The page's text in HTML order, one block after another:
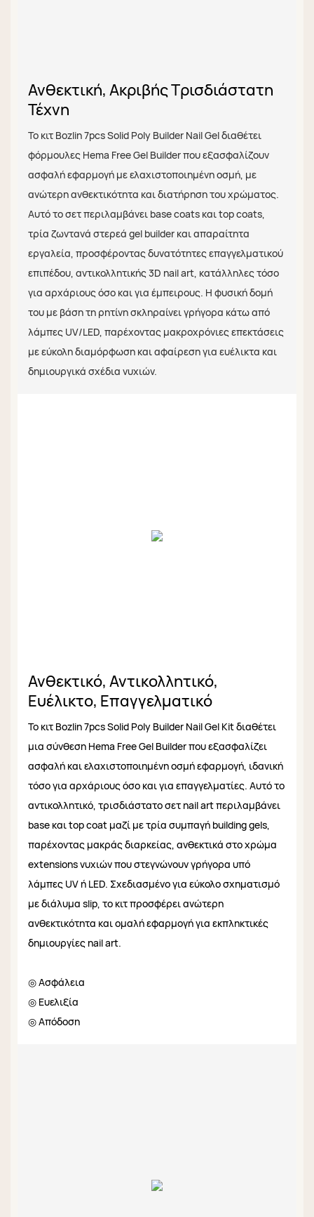
Ανθεκτική, Ακριβής Τρισδιάστατη
Τέχνη
Το κιτ Bozlin 7pcs Solid Poly Builder Nail Gel διαθέτει
φόρμουλες Hema Free Gel Builder που εξασφαλίζουν
ασφαλή εφαρμογή με ελαχιστοποιημένη οσμή, με
ανώτερη ανθεκτικότητα και διατήρηση του χρώματος.
Αυτό το σετ περιλαμβάνει base coats και top coats,
τρία ζωντανά στερεά gel builder και απαραίτητα
εργαλεία, προσφέροντας δυνατότητες επαγγελματικού
επιπέδου, αντικολλητικής 3D nail art, κατάλληλες τόσο
για αρχάριους όσο και για έμπειρους. Η φυσική δομή
του με βάση τη ρητίνη σκληραίνει γρήγορα κάτω από
λάμπες UV/LED, παρέχοντας μακροχρόνιες επεκτάσεις
με εύκολη διαμόρφωση και αφαίρεση για ευέλικτα και
δημιουργικά σχέδια νυχιών.
Ανθεκτικό, Αντικολλητικό,
Ευέλικτο, Επαγγελματικό
Το κιτ Bozlin 7pcs Solid Poly Builder Nail Gel Kit διαθέτει
μια σύνθεση Hema Free Gel Builder που εξασφαλίζει
ασφαλή και ελαχιστοποιημένη οσμή εφαρμογή, ιδανική
τόσο για αρχάριους όσο και για επαγγελματίες. Αυτό το
αντικολλητικό, τρισδιάστατο σετ nail art περιλαμβάνει
base και top coat μαζί με τρία συμπαγή building gels,
παρέχοντας μακράς διαρκείας, ανθεκτικά στο χρώμα
extensions νυχιών που στεγνώνουν γρήγορα υπό
λάμπες UV ή LED. Σχεδιασμένο για εύκολο σχηματισμό
με διάλυμα slip, το κιτ προσφέρει ανώτερη
ανθεκτικότητα και ομαλή εφαρμογή για εκπληκτικές
δημιουργίες nail art.
◎ Ασφάλεια
◎ Ευελιξία
◎ Απόδοση